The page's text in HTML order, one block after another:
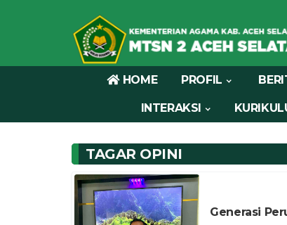
HOME PROFIL
INTERAKSI
TAGAR OPINI
Generasi